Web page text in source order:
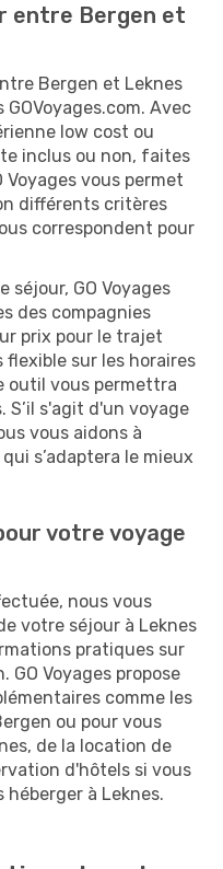
entre Bergen et
Bergen et Leknes
Avec
low cost ou
inclus ou non, faites
vous permet
différents critères
correspondent pour
séjour, GO Voyages
des compagnies
prix pour le trajet
flexible sur les horaires
outil vous permettra
S’il s'agit d'un voyage
vous aidons à
s’adaptera le mieux
votre voyage
nous vous
votre séjour à Leknes
pratiques sur
Voyages propose
comme les
ou pour vous
de la location de
d'hôtels si vous
à Leknes.